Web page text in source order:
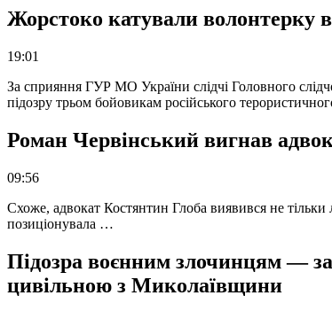
Жорстоко катували волонтерку в
19:01
За сприяння ГУР МО України слідчі Головного
підозру трьом бойовикам російського
Роман Червінський вигнав
09:56
Схоже, адвокат Костянтин Глоба виявився не
позиціонувала …
Підозра воєнним злочинцям —
цивільною з Миколаївщини